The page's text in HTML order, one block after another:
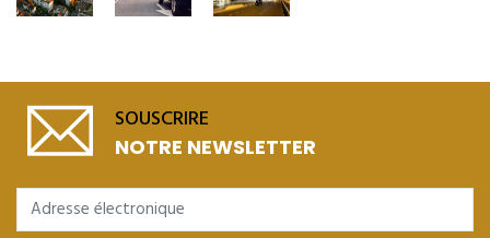
SOUSCRIRE
NOTRE NEWSLETTER